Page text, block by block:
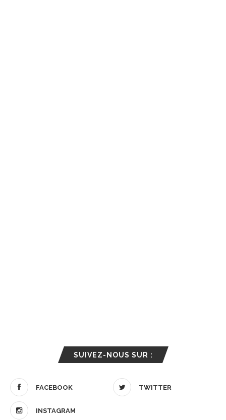
SUIVEZ-NOUS SUR :
FACEBOOK TWITTER
INSTAGRAM